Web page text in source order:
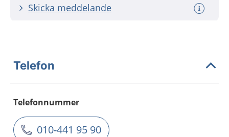
Skicka meddelande
Telefon
Telefonnummer
010-441 95 90